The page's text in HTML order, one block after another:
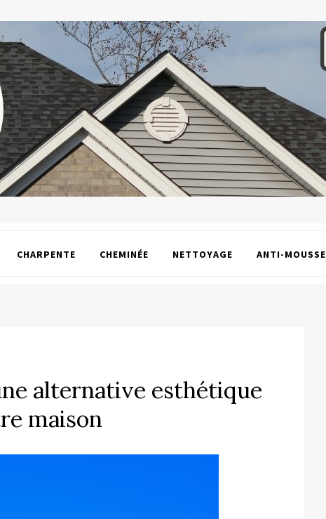
CHARPENTE CHEMINÉE NETTOYAGE ANTI-MOUSSE
alternative esthétique
maison